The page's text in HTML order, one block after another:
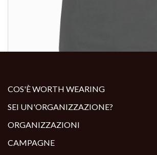
COS'È WORTH WEARING
SEI UN'ORGANIZZAZIONE?
ORGANIZZAZIONI
CAMPAGNE